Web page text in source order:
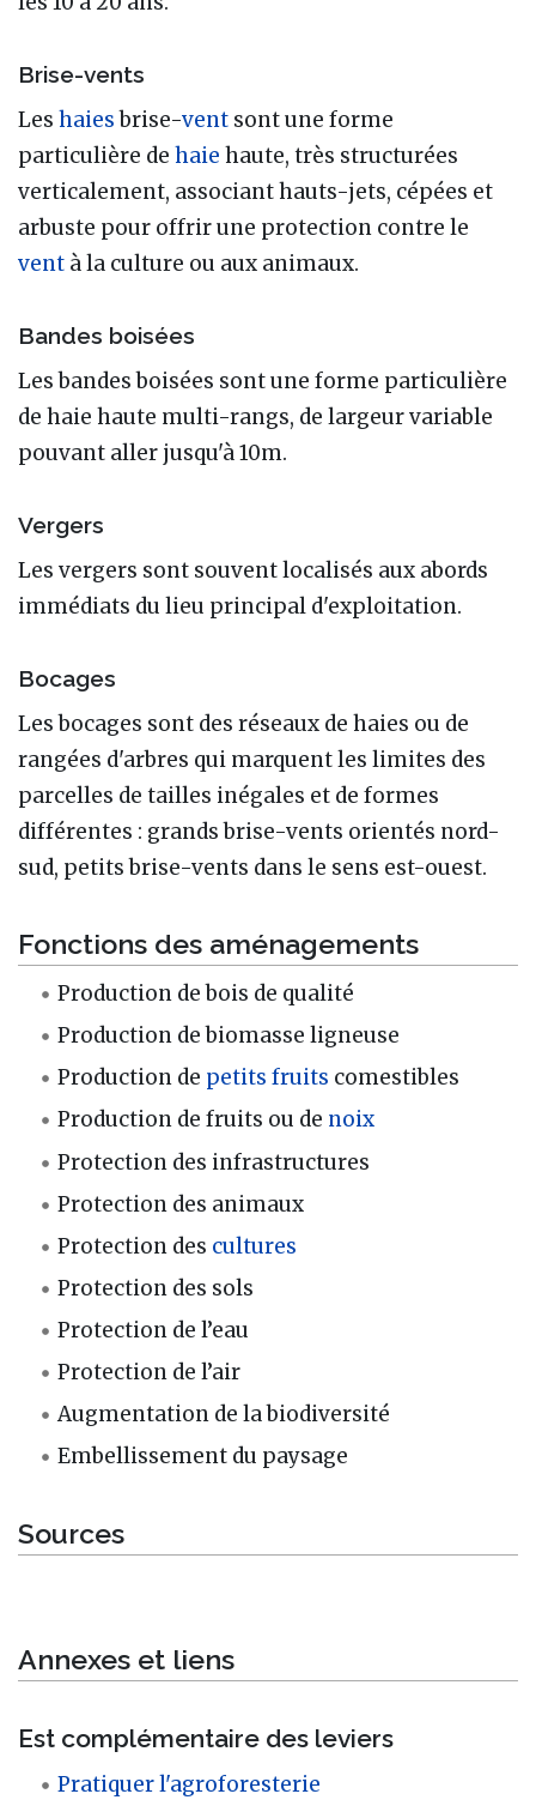
Brise-vents
Les haiesbrise-vent sont une forme
particulière de haie haute, très structurées
verticalement, associant hauts-jets, cépées et
arbuste pour offrir une protection contre le
vent à la culture ou aux animaux.
Bandes boisées
Les bandes boisées sont une forme particulière
de haie haute multi-rangs, de largeur variable
pouvant aller jusqu'à 10m.
Vergers
Les vergers sont souvent localisés aux abords
immédiats du lieu principal d'exploitation.
Bocages
Les bocages sont des réseaux de haies ou de
rangées d'arbres qui marquent les limites des
parcelles de tailles inégales et de formes
différentes : grands brise-vents orientés nord-
sud, petits brise-vents dans le sens est-ouest.
Fonctions des aménagements
Production de bois de qualité
Production de biomasse ligneuse
Production de petits fruits comestibles
Production de fruits ou de noix
Protection des infrastructures
Protection des animaux
Protection des cultures
Protection des sols
Protection de l’eau
Protection de l’air
Augmentation de la biodiversité
Embellissement du paysage
Sources
Annexes et liens
Est complémentaire des leviers
Pratiquer l'agroforesterie